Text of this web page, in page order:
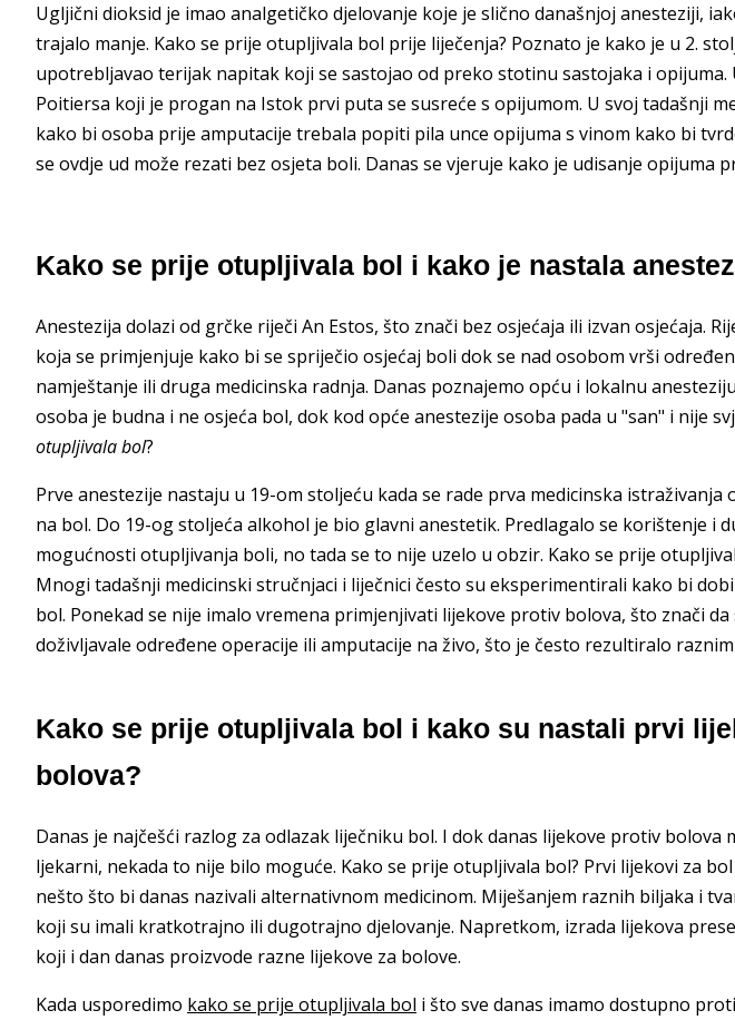
Ugljični dioksid je imao analgetičko djelovanje koje je slično današnjoj anesteziji,
trajalo manje. Kako se prije otupljivala bol prije liječenja? Poznato je kako je u 2.
upotrebljavao terijak napitak koji se sastojao od preko stotinu sastojaka i opijuma.
Poitiersa koji je progan na Istok prvi puta se susreće s opijumom. U svoj tadašnji
kako bi osoba prije amputacije trebala popiti pila unce opijuma s vinom kako bi
se ovdje ud može rezati bez osjeta boli. Danas se vjeruje kako je udisanje opijuma
Kako se prije otupljivala bol i kako je nastala
Anestezija dolazi od grčke riječi An Estos, što znači bez osjećaja ili izvan osjećaja.
koja se primjenjuje kako bi se spriječio osjećaj boli dok se nad osobom vrši
namještanje ili druga medicinska radnja. Danas poznajemo opću i lokalnu
osoba je budna i ne osjeća bol, dok kod opće anestezije osoba pada u "san" i nije
otupljivala bol?
Prve anestezije nastaju u 19-om stoljeću kada se rade prva medicinska istraživanja
na bol. Do 19-og stoljeća alkohol je bio glavni anestetik. Predlagalo se korištenje i
mogućnosti otupljivanja boli, no tada se to nije uzelo u obzir. Kako se prije
Mnogi tadašnji medicinski stručnjaci i liječnici često su eksperimentirali kako bi
bol. Ponekad se nije imalo vremena primjenjivati lijekove protiv bolova, što znači
doživljavale određene operacije ili amputacije na živo, što je često rezultiralo
Kako se prije otupljivala bol i kako su nastali prvi
bolova?
Danas je najčešći razlog za odlazak liječniku bol. I dok danas lijekove protiv
ljekarni, nekada to nije bilo moguće. Kako se prije otupljivala bol? Prvi lijekovi za
nešto što bi danas nazivali alternativnom medicinom. Miješanjem raznih biljaka i
koji su imali kratkotrajno ili dugotrajno djelovanje. Napretkom, izrada lijekova
koji i dan danas proizvode razne lijekove za bolove.
Kada usporedimo kako se prije otupljivala bol i što sve danas imamo dostupno